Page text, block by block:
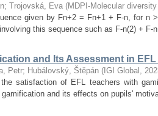
; Trojovská, Eva (MDPI-Molecular
given by Fn+2 = Fn+1 + F-n, for n
this sequence such as F-n(2) + F-
and Its Assessment in
Petr; Hubálovský, Štěpán ( IGI Global ,
satisfaction of EFL teachers with
and its effects on pupils'